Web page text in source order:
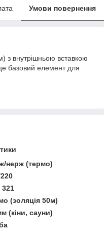
Умови повернення
з внутрішньою вставкою
базовий елемент для
нерж (термо)
321
(золяція 50м)
(кіни, сауни)